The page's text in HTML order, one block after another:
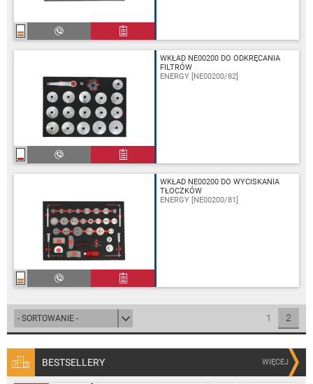
WKŁAD NE00200 DO ODKRĘCANIA
FILTRÓW
ENERGY [NE00200/82]
WKŁAD NE00200 DO WYCISKANIA
TŁOCZKÓW
ENERGY [NE00200/81]
1 2
BESTSELLERY WIĘCEJ